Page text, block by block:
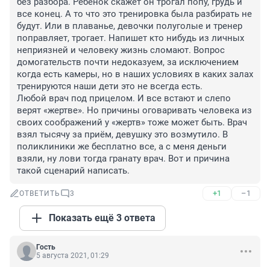
все конец. А то что это тренировка была разбирать не
будут. Или в плаванье, девочки полуголые и тренер
поправляет, трогает. Напишет кто нибудь из личных
неприязней и человеку жизнь сломают. Вопрос
домогательств почти недоказуем, за исключением
когда есть камеры, но в наших условиях в каких залах
тренируются наши дети это не всегда есть.
Любой врач под прицелом. И все встают и слепо
верят «жертве». Но причины оговаривать человека из
своих соображений у «жертв» тоже может быть. Врач
взял тысячу за приём, девушку это возмутило. В
поликлиники же бесплатно все, а с меня деньги
взяли, ну лови тогда гранату врач. Вот и причина
такой сценарий написать.
ОТВЕТИТЬ 3 +1 –1
Показать ещё 3 ответа
Гость
5 августа 2021, 01:29